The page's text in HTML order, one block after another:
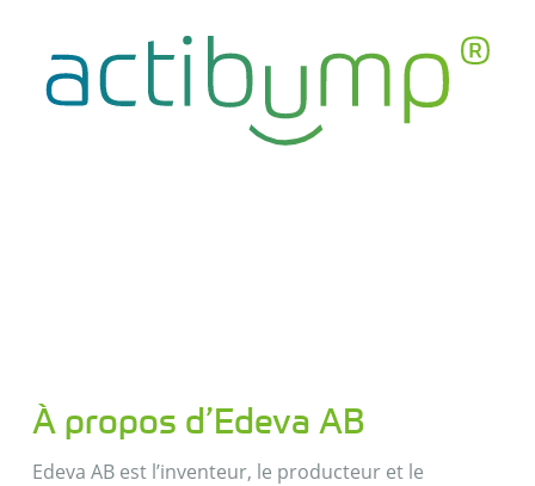
À propos d’Edeva AB
Edeva AB est l’inventeur, le producteur et le